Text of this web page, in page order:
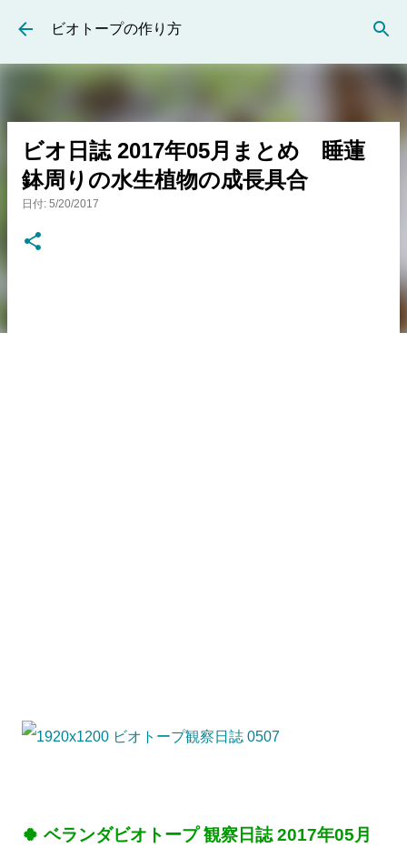
スキップしてメイン コンテンツに移動
ビオトープの作り方
ビオ日誌 2017年05月まとめ 睡蓮
鉢周りの水生植物の成長具合
日付: 5/20/2017
🍀 ベランダビオトープ 観察日誌 2017年05月